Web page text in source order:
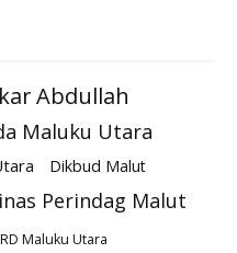
Abdullah
Maluku Utara
Dikbud Malut
Perindag Malut
Maluku Utara